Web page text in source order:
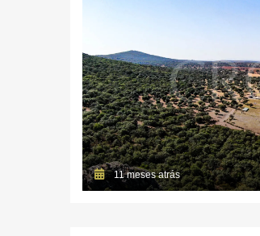
11 meses atrás